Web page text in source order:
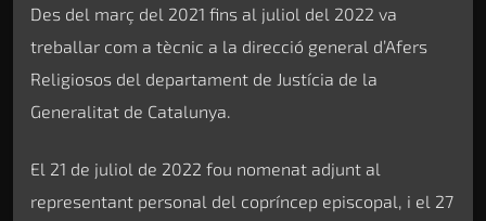
Des del març del 2021 fins al juliol del 2022 va
treballar com a tècnic a la direcció general d’Afers
Religiosos del departament de Justícia de la
Generalitat de Catalunya.
El 21 de juliol de 2022 fou nomenat adjunt al
representant personal del copríncep episcopal, i el 27